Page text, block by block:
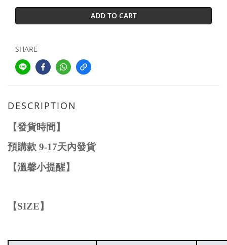
ADD TO CART
SHARE
DESCRIPTION
【發貨時間】
預購款 9-17天內發貨
【溫馨小提醒】
【SIZE】